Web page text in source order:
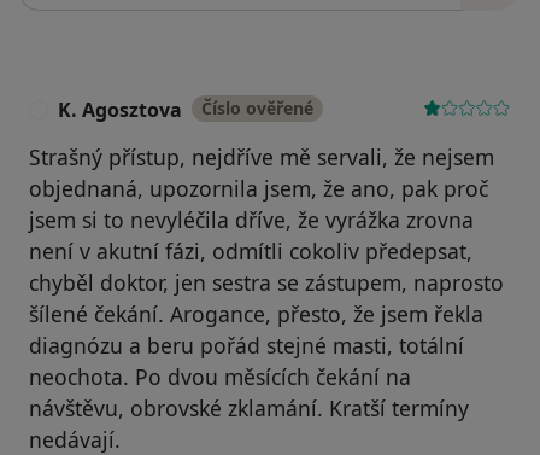
K. Agosztova Číslo ověřené
Strašný přístup, nejdříve mě servali, že nejsem
objednaná, upozornila jsem, že ano, pak proč
jsem si to nevyléčila dříve, že vyrážka zrovna
není v akutní fázi, odmítli cokoliv předepsat,
chyběl doktor, jen sestra se zástupem, naprosto
šílené čekání. Arogance, přesto, že jsem řekla
diagnózu a beru pořád stejné masti, totální
neochota. Po dvou měsících čekání na
návštěvu, obrovské zklamání. Kratší termíny
nedávají.